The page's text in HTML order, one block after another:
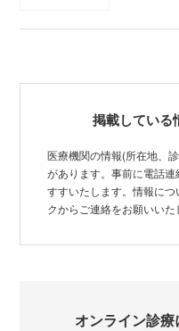
掲載している
医療機関の情報(所在地、
があります。事前に電話
すすいたします。情報に
クからご連絡をお願いいた
オンライン診